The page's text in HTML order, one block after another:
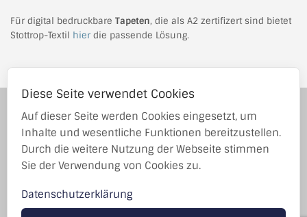
Für digital bedruckbare Tapeten, die als A2 zertifizert sind bietet
Stottrop-Textil hier die passende Lösung.
Stottrop-Textil GmbH wurde 1983 in Emsdetten gegründet und ist
im In- und Ausland mit der Entwicklung und dem Vertrieb von
technischen Geweben tätig.
Grevener Damm 93
48282 Emsdetten, Germany
Tel. +49 (0) 2572 9384-0
Email•vCard
Diese Seite verwendet Cookies
Auf dieser Seite werden Cookies eingesetzt, um
Inhalte und wesentliche Funktionen bereitzustellen.
Durch die weitere Nutzung der Webseite stimmen
Sie der Verwendung von Cookies zu.
Datenschutzerklärung